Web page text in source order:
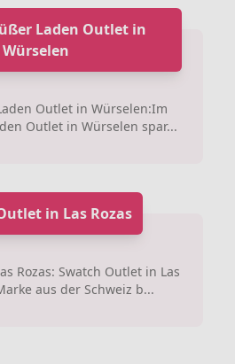
Laden Outlet in
Würselen
Outlet in Würselen:Im
Outlet in Würselen spar...
in Las Rozas
Rozas: Swatch Outlet in Las
aus der Schweiz b...